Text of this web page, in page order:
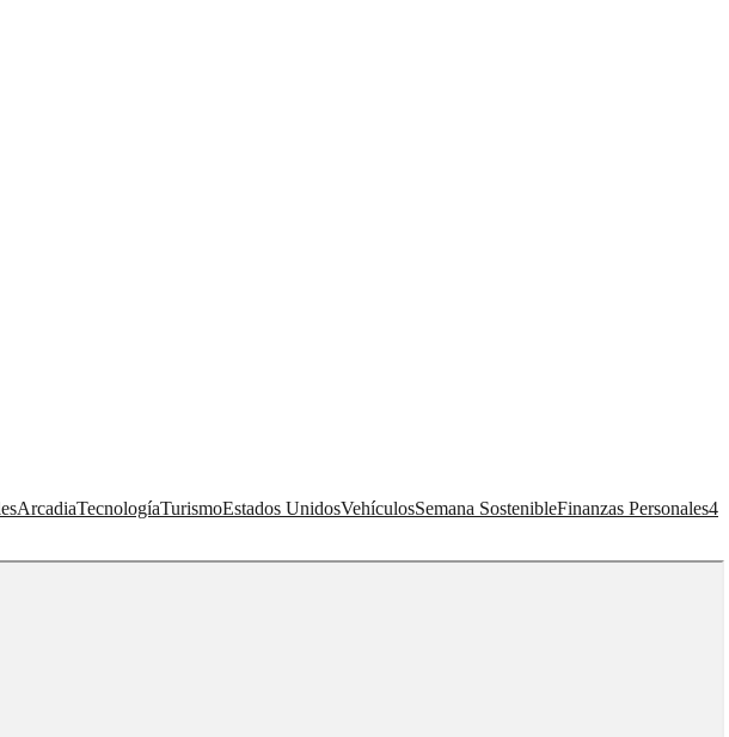
ArcadiaTecnologíaTurismoEstados UnidosVehículosSemana SostenibleFinanzas Personales4